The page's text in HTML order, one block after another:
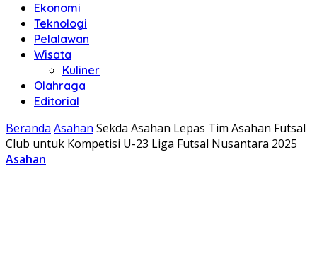
Ekonomi
Teknologi
Pelalawan
Wisata
Kuliner
Olahraga
Editorial
Beranda Asahan Sekda Asahan Lepas Tim Asahan Futsal
Club untuk Kompetisi U-23 Liga Futsal Nusantara 2025
Asahan